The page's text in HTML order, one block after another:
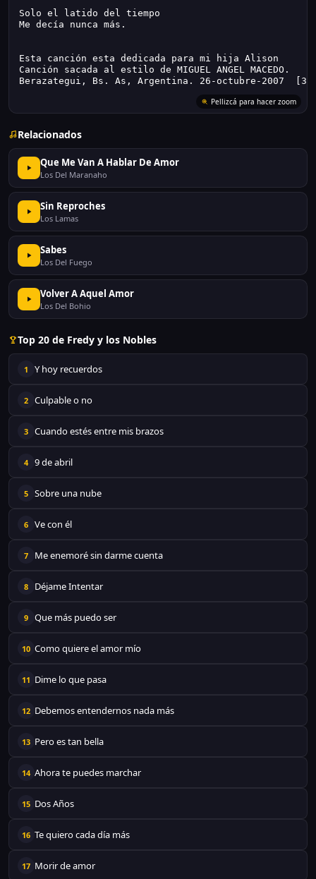
Solo el latido del tiempo
Me decía nunca más.
Esta canción esta dedicada para mi hija Alison
Canción sacada al estilo de MIGUEL ANGEL MACEDO.
Berazategui, Bs. As, Argentina. 26-octubre-2007
Pellizcá para hacer zoom
Relacionados
Que Me Van A Hablar De Amor
Los Del Maranaho
Sin Reproches
Los Lamas
Sabes
Los Del Fuego
Volver A Aquel Amor
Los Del Bohio
Top 20 de Fredy y los Nobles
1 Y hoy recuerdos
2 Culpable o no
3 Cuando estés entre mis brazos
4 9 de abril
5 Sobre una nube
6 Ve con él
7 Me enemoré sin darme cuenta
8 Déjame Intentar
9 Que más puedo ser
10 Como quiere el amor mío
11 Dime lo que pasa
12 Debemos entendernos nada más
13 Pero es tan bella
14 Ahora te puedes marchar
15 Dos Años
16 Te quiero cada día más
17 Morir de amor